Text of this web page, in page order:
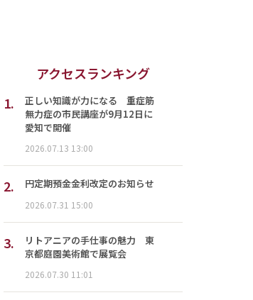
アクセスランキング
1.
正しい知識が力になる 重症筋
無力症の市民講座が9月12日に
愛知で開催
2026.07.13 13:00
2. 円定期預金金利改定のお知らせ
2026.07.31 15:00
3.
リトアニアの手仕事の魅力 東
京都庭園美術館で展覧会
2026.07.30 11:01